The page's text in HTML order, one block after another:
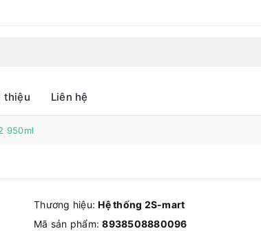
thiệu Liên hệ
950ml
Thương hiệu:Hệ thống 2S-mart
Mã sản phẩm:8938508880096